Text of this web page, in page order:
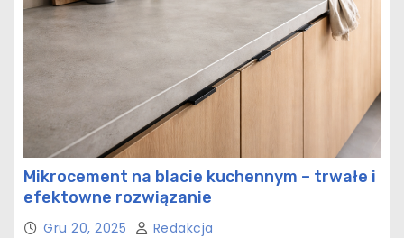
Mikrocement na blacie kuchennym – trwałe i
efektowne rozwiązanie
Gru 20, 2025 Redakcja